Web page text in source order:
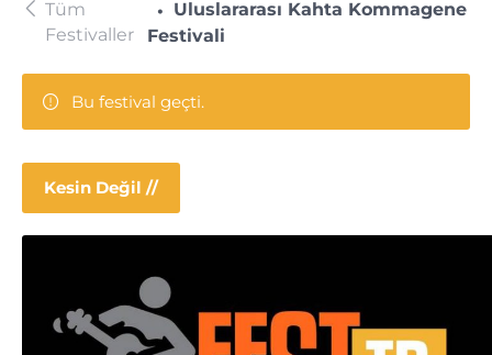
Tüm
Festivaller
Uluslararası Kahta Kommagene
Festivali
Bu festival geçti.
Kesin Değil //